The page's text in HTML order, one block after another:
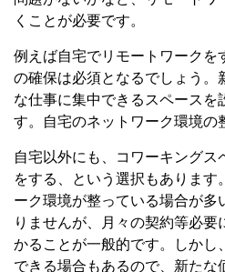
くことが必要です。
例えば自宅でリモートワークを
の確保は必須となるでしょう。
な仕事に集中できるスペースを
す。自宅のネットワーク環境の
自宅以外にも、コワーキング
をする、という選択もあります
ーク環境が整っている場合が多
りませんが、月々の契約等必
かることが一般的です。しかし
できる場合もあるので、新たな